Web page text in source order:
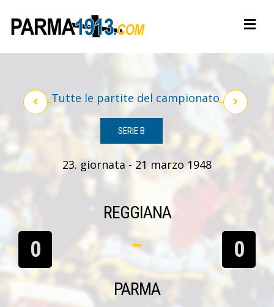
Tutte le partite del campionato
SERIE B
23. giornata - 21 marzo 1948
REGGIANA
0 0
PARMA